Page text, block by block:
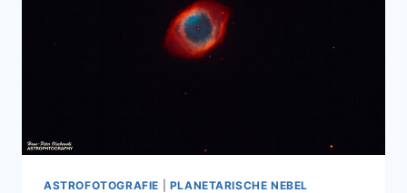
ASTROFOTOGRAFIE PLANETARISCHE NEBEL